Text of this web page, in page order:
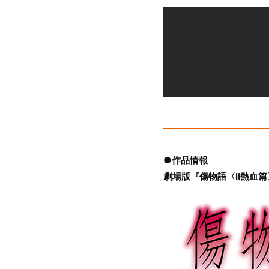
●作品情報
劇場版『傷物語〈Ⅱ熱血